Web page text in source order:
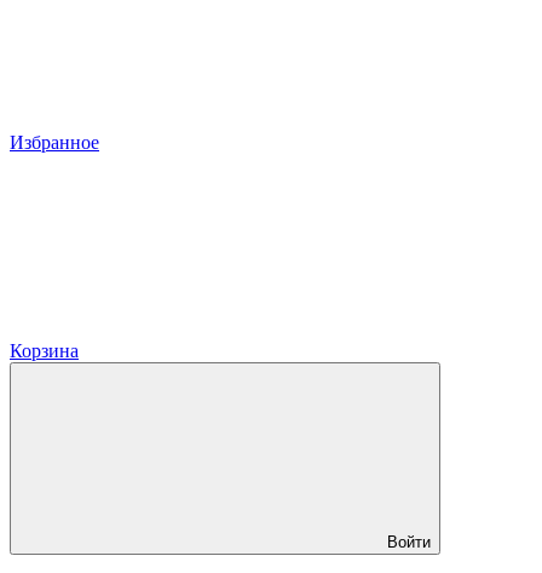
Избранное
Корзина
Войти